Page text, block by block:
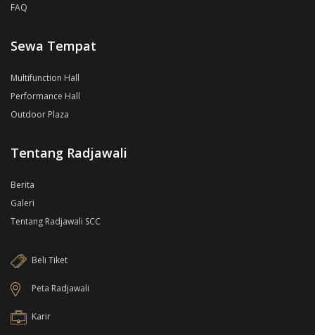
FAQ
Sewa Tempat
Multifunction Hall
Performance Hall
Outdoor Plaza
Tentang Radjawali
Berita
Galeri
Tentang Radjawali SCC
Beli Tiket
Peta Radjawali
Karir